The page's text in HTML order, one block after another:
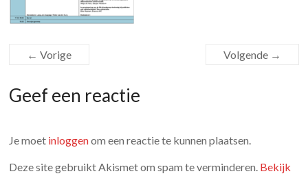
← Vorige Volgende →
Geef een reactie
Je moet inloggenom een reactie te kunnen plaatsen.
Deze site gebruikt Akismet om spam te verminderen. Bekijk